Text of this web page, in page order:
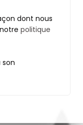
dont nous
notrepolitique
son